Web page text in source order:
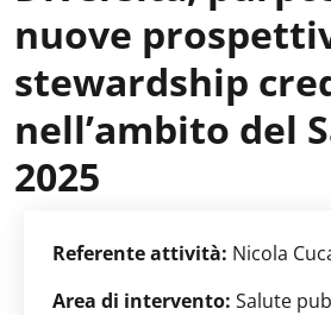
nuove
stewardship
nell’ambito del
2025
Referente attività: Nicola
Area di intervento: Salute